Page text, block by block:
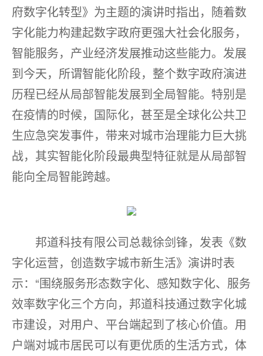
府数字化转型》为主题的演讲时指出，随着数
字化能力构建起数字政府更强大社会化服务，
智能服务，产业经济发展推动这些能力。发展
到今天，所谓智能化阶段，整个数字政府演进
历程已经从局部智能发展到全局智能。特别是
在疫情的时候，国际化，甚至是全球化公共卫
生应急突发事件，带来对城市治理能力巨大挑
战，其实智能化阶段最典型特征就是从局部智
能向全局智能跨越。
邦道科技有限公司总裁徐剑锋，发表《数
字化运营，创造数字城市新生活》演讲时表
示：“围绕服务形态数字化、感知数字化、服务
效率数字化三个方向，邦道科技通过数字化城
市建设，对用户、平台端起到了核心价值。用
户端对城市居民可以有更优质的生活方式，体